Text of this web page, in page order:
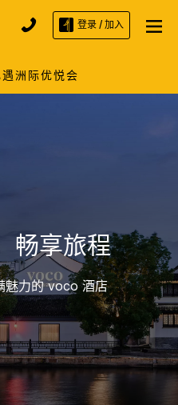
登录 / 加入
洲际优悦会
畅享旅程
魅力的 voco 酒店